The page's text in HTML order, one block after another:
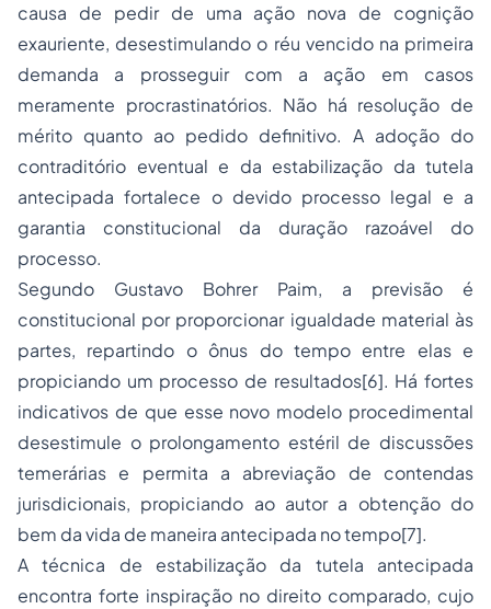
causa de pedir de uma ação nova de cognição
exauriente, desestimulando o réu vencido na primeira
demanda a prosseguir com a ação em casos
meramente procrastinatórios. Não há resolução de
mérito quanto ao pedido definitivo. A adoção do
contraditório eventual e da estabilização da tutela
antecipada fortalece o devido processo legal e a
garantia constitucional da duração razoável do
processo.
Segundo Gustavo Bohrer Paim, a previsão é
constitucional por proporcionar igualdade material às
partes, repartindo o ônus do tempo entre elas e
propiciando um processo de resultados[6]. Há fortes
indicativos de que esse novo modelo procedimental
desestimule o prolongamento estéril de discussões
temerárias e permita a abreviação de contendas
jurisdicionais, propiciando ao autor a obtenção do
bem da vida de maneira antecipada no tempo[7].
A técnica de estabilização da tutela antecipada
encontra forte inspiração no direito comparado, cujo